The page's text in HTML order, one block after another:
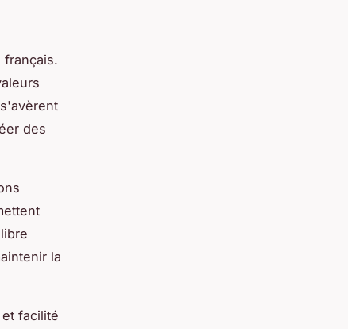
français.
des
la
facilité